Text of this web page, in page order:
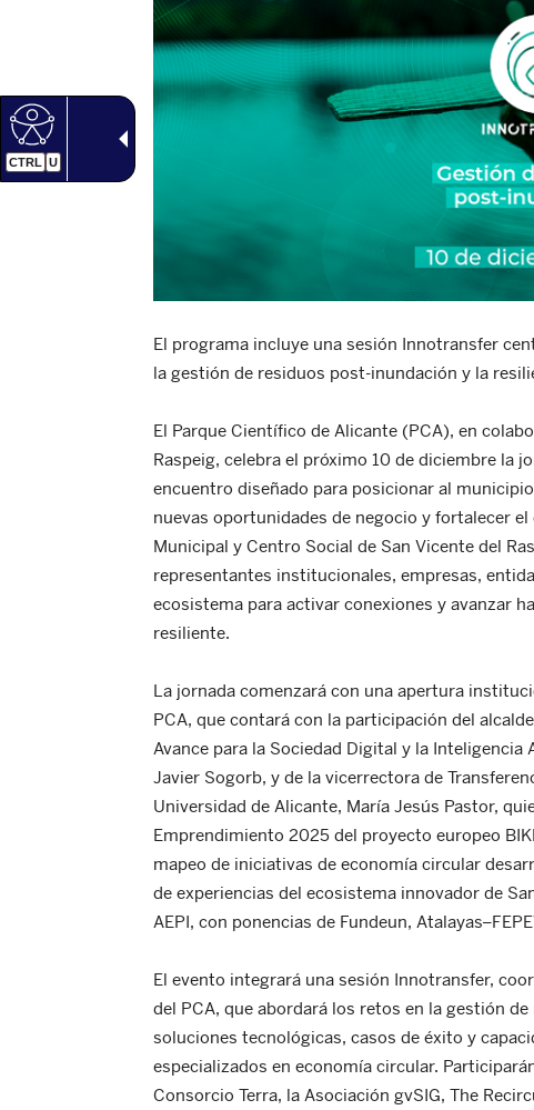
CTRL U
El programa incluye una sesión Innotransfer
la gestión de residuos post-inundación y la
El Parque Científico de Alicante (PCA), en
Raspeig, celebra el próximo 10 de diciembre la
encuentro diseñado para posicionar al
nuevas oportunidades de negocio y fortalecer
Municipal y Centro Social de San Vicente del
representantes institucionales, empresas,
ecosistema para activar conexiones y avanzar
resiliente.
La jornada comenzará con una apertura
PCA, que contará con la participación del
Avance para la Sociedad Digital y la
Javier Sogorb, y de la vicerrectora de
Universidad de Alicante, María Jesús Pastor,
Emprendimiento 2025 del proyecto europeo
mapeo de iniciativas de economía circular
de experiencias del ecosistema innovador de
AEPI, con ponencias de Fundeun,
El evento integrará una sesión Innotransfer,
del PCA, que abordará los retos en la gestión
soluciones tecnológicas, casos de éxito y
especializados en economía circular.
Consorcio Terra, la Asociación gvSIG, The